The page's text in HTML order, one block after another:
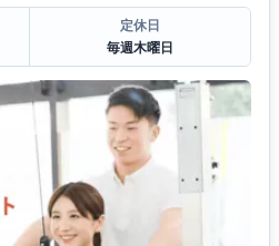
定休日
毎週木曜日